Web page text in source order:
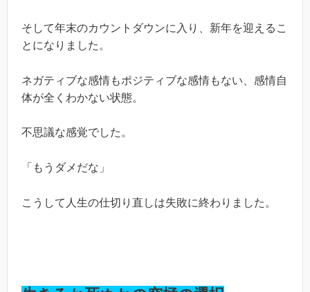
そして年末のカウントダウンに入り、新年を迎えるこ
とになりました。
ネガティブな感情もポジティブな感情もない、感情自
体が全くわかない状態。
不思議な感覚でした。
「もうダメだな」
こうして人生の仕切り直しは失敗に終わりました。